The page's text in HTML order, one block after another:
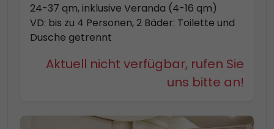
24-37 qm, inklusive Veranda (4-16 qm)
VD: bis zu 4 Personen, 2 Bäder: Toilette und
Dusche getrennt
Aktuell nicht verfügbar, rufen Sie
uns bitte an!